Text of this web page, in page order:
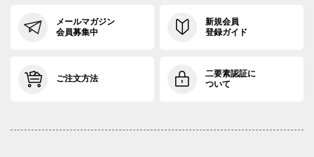
メールマガジン
会員募集中
新規会員
登録ガイド
ご注文方法
二要素認証に
ついて